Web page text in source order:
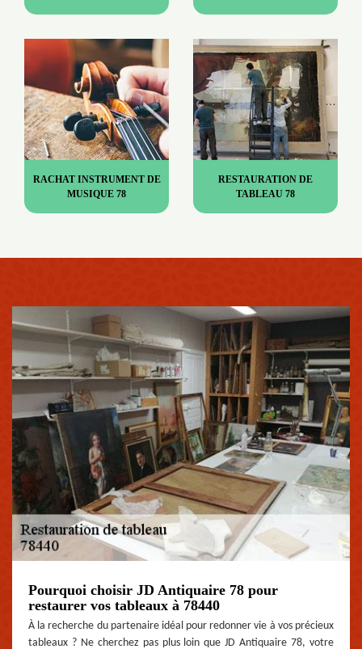
RACHAT INSTRUMENT DE
MUSIQUE 78
RESTAURATION DE
TABLEAU 78
Pourquoi choisir JD Antiquaire 78 pour
restaurer vos tableaux à 78440
À la recherche du partenaire idéal pour redonner vie à vos précieux
tableaux ? Ne cherchez pas plus loin que JD Antiquaire 78, votre